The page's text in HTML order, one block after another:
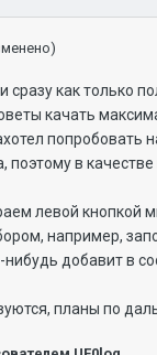
сразу как только
качать
попробовать
поэтому в
левой кнопкой
например,
нибудь добавит в
планы по